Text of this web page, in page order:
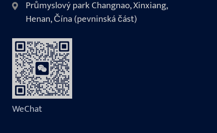
Průmyslový park Changnao, Xinxiang,
Henan, Čína (pevninská část)
WeChat